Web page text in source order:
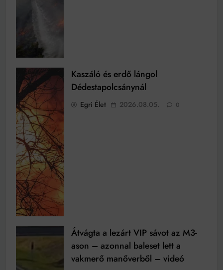
Kaszáló és erdő lángol
Dédestapolcsánynál
Egri Élet 2026.08.05. 0
Átvágta a lezárt VIP sávot az M3-
ason – azonnal baleset lett a
vakmerő manőverből – videó